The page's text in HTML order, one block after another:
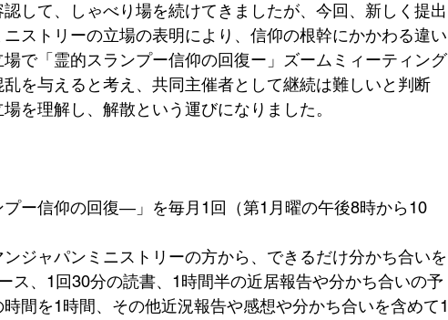
して、しゃべり場を続けてきましたが、今回、新しく提出
ストリーの立場の表明により、信仰の根幹にかかわる違い
で「霊的スランプー信仰の回復ー」ズームミィーティング
を与えると考え、共同主催者として継続は難しいと判断
を理解し、解散という運びになりました。
ー信仰の回復―」を毎月1回（第1月曜の午後8時から10
ジャパンミニストリーの方から、できるだけ分かち合いを
ス、1回30分の読書、1時間半の近居報告や分かち合いの予
間を1時間、その他近況報告や感想や分かち合いを含めて1